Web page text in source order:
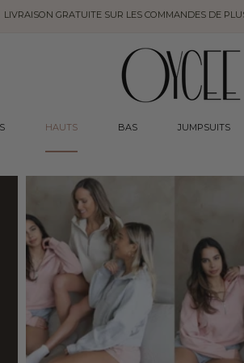
LIVRAISON GRATUITE SUR LES COMMANDES DE
HAUTS BAS JUMPSUITS